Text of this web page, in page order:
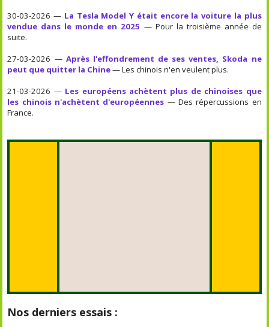
30-03-2026 — La Tesla Model Y était encore la voiture la plus
vendue dans le monde en 2025 — Pour la troisième année de
suite.
27-03-2026 — Après l'effondrement de ses ventes, Skoda ne
peut que quitter la Chine— Les chinois n'en veulent plus.
21-03-2026 — Les européens achètent plus de chinoises que
les chinois n'achètent d'européennes — Des répercussions en
France.
Nos derniers essais :